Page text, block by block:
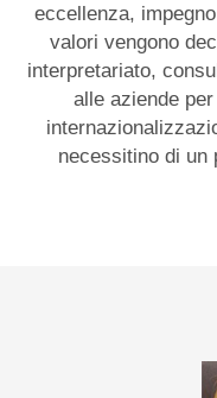
eccellenza,
valori vengono
interpretariato,
alle aziende
necessitino di un